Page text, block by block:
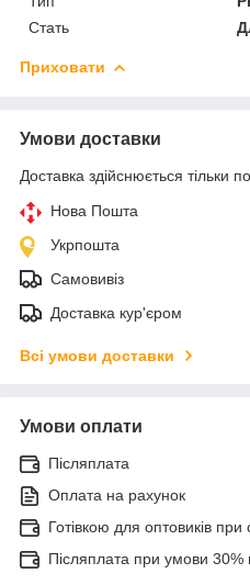
Стать
Приховати
Умови доставки
Доставка здійснюється тільки
Нова Пошта
Укрпошта
Самовивіз
Доставка кур'єром
Всі умови доставки
Умови оплати
Післяплата
Оплата на рахунок
Готівкою для оптовиків при
Післяплата при умови 30%